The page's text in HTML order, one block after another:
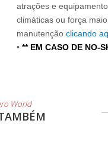
atrações e
climáticas ou força
manutenção clicando
• ** EM CASO DE NO-
World